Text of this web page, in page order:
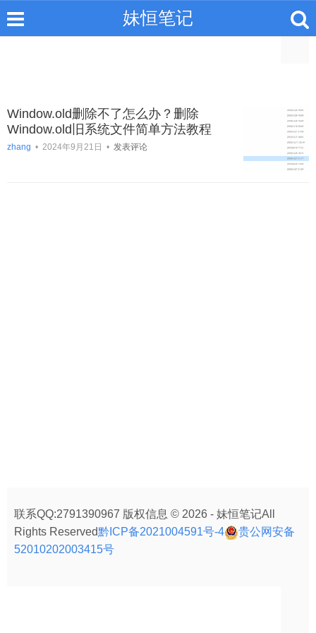
妹恒笔记
Window.old删除不了怎么办？删除
Window.old旧系统文件简单方法教程
zhang • 2024年9月21日 • 发表评论
联系QQ:2791390967 版权信息 © 2026 - 妹恒笔记All
Rights Reserved黔ICP备2021004591号-4
贵公网安备
52010202003415号